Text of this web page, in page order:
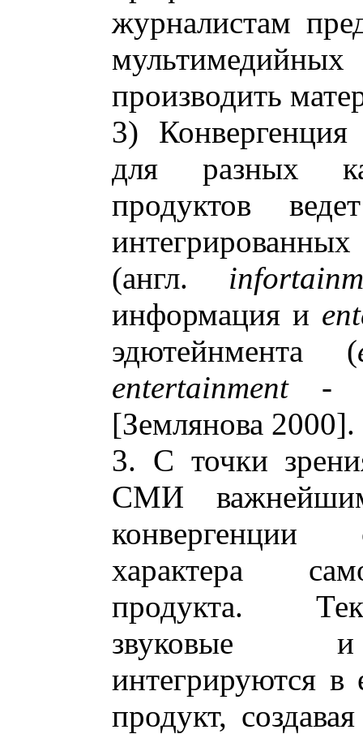
журналистам
производить
3)
для разных
продуктов
(англ.
информация и
эдютейнмента (
entertainment-
[Землянова 2000].
3. С точки
СМИ
конвергенции
характера
продукта.
звуковые и
интегрируются
продукт,